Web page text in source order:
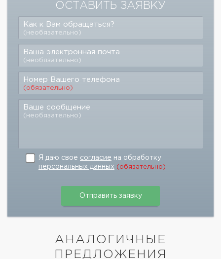
ОСТАВИТЬ ЗАЯВКУ
Как к Вам обращаться?
(необязательно)
Ваша электронная почта
(необязательно)
Номер Вашего телефона
(обязательно)
Ваше сообщение
(необязательно)
Я даю свое согласие на обработку
персональных данных (обязательно)
АНАЛОГИЧНЫЕ
ПРЕДЛОЖЕНИЯ